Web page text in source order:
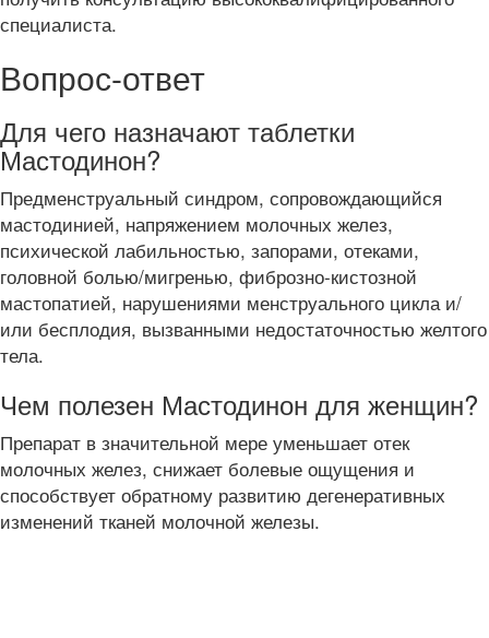
специалиста.
Вопрос-ответ
Для чего назначают таблетки
Мастодинон?
Предменструальный синдром, сопровождающийся
мастодинией, напряжением молочных желез,
психической лабильностью, запорами, отеками,
головной болью/мигренью, фиброзно-кистозной
мастопатией, нарушениями менструального цикла и/
или бесплодия, вызванными недостаточностью желтого
тела.
Чем полезен Мастодинон для женщин?
Препарат в значительной мере уменьшает отек
молочных желез, снижает болевые ощущения и
способствует обратному развитию дегенеративных
изменений тканей молочной железы.